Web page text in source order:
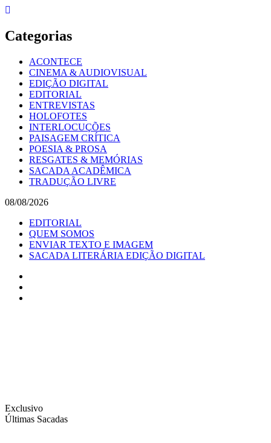
Skip
content
Categorias
ACONTECE
CINEMA & AUDIOVISUAL
EDIÇÃO DIGITAL
EDITORIAL
ENTREVISTAS
HOLOFOTES
INTERLOCUÇÕES
PAISAGEM CRÍTICA
POESIA & PROSA
RESGATES & MEMÓRIAS
SACADA ACADÊMICA
TRADUÇÃO LIVRE
08/08/2026
EDITORIAL
QUEM SOMOS
ENVIAR TEXTO E IMAGEM
SACADA LITERÁRIA EDIÇÃO DIGITAL
Exclusivo
Últimas Sacadas